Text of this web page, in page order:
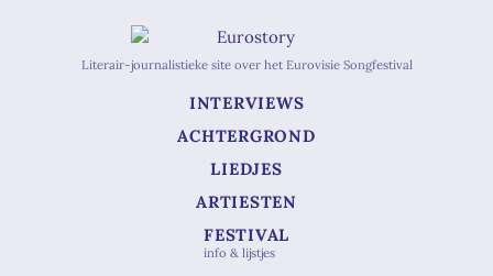
Literair-journalistieke site over het Eurovisie Songfestival
INTERVIEWS
ACHTERGROND
LIEDJES
ARTIESTEN
FESTIVAL
info & lijstjes